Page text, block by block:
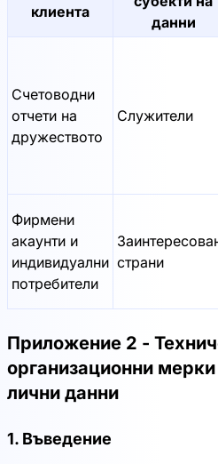
клиента
данни
Счетоводни
отчети на
дружеството
Служители
Фирмени
акаунти и
индивидуални
потребители
страни
Приложение 2 -
организационни
лични данни
1. Въведение